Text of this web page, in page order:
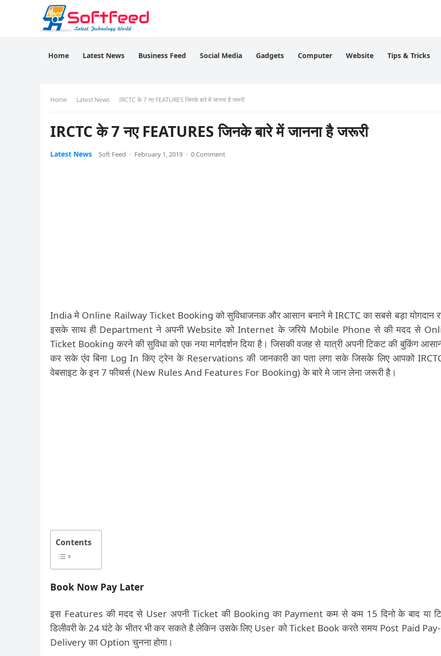
Home Latest News Business Feed Social Media Gadgets Computer Website Tips & Tricks
Home Latest News IRCTC के 7 नए FEATURES जिनके बारे में जानना है जरूरी
IRCTC के 7 नए FEATURES जिनके बारे में जानना है जरूरी
Latest News Soft Feed · February 1, 2019 · 0 Comment
India मे Online Railway Ticket Booking को सुविधाजनक और आसान बनाने मे IRCTC का सबसे बड़ा योगदान
इसके साथ ही Department ने अपनी Website को Internet के जरिये Mobile Phone से की मदद से
Ticket Booking करने की सुविधा को एक नया मार्गदर्शन दिया है। जिसकी वजह से यात्री अपनी टिकट की बुकिंग
कर सके एंव बिना Log In किए ट्रेन के Reservations की जानकारी का पता लगा सके जिसके लिए आपको
वेबसाइट के इन 7 फीचर्स (New Rules And Features For Booking) के बारे मे जान लेना जरूरी है।
Contents
Book Now Pay Later
इस Features की मदद से User अपनी Ticket की Booking का Payment कम से कम 15 दिनो के बाद या
डिलीवरी के 24 घंटे के भीतर भी कर सकते है लेकिन उसके लिए User को Ticket Book करते समय Post Paid
Delivery का Option चुनना होगा।